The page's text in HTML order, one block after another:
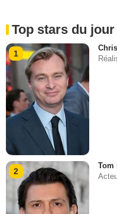
Top stars du jour
1
2
Tom